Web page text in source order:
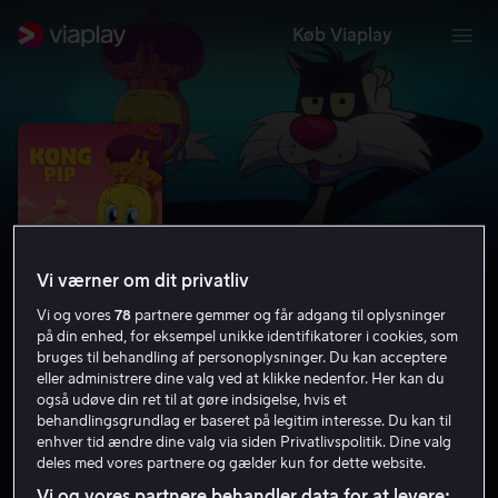
Køb Viaplay
Kong Pip
5.2 Komedie Familiefilm 2022
1 t. 17 min
Tilladt for alle
HD
Vi værner om dit privatliv
Vi og vores78 partnere gemmer og får adgang til oplysninger
på din enhed, for eksempel unikke identifikatorer i cookies, som
bruges til behandling af personoplysninger. Du kan acceptere
eller administrere dine valg ved at klikke nedenfor. Her kan du
også udøve din ret til at gøre indsigelse, hvis et
behandlingsgrundlag er baseret på legitim interesse. Du kan til
enhver tid ændre dine valg via siden Privatlivspolitik. Dine valg
deles med vores partnere og gælder kun for dette website.